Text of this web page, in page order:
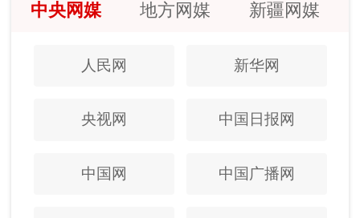
中央网媒 地方网媒 新疆网媒
人民网 新华网
央视网 中国日报网
中国网 中国广播网